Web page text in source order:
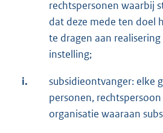
rechtspersonen waarbij
dat deze mede ten doel
te dragen aan
instelling;
i.
subsidieontvanger: elke
personen,
organisatie waaraan